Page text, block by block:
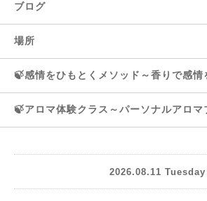
ブログ
場所
🍃感情をひもとくメソッド～香りで感情
🍃アロマ体験クラス～パーソナルアロマ
2026.08.11 Tuesday